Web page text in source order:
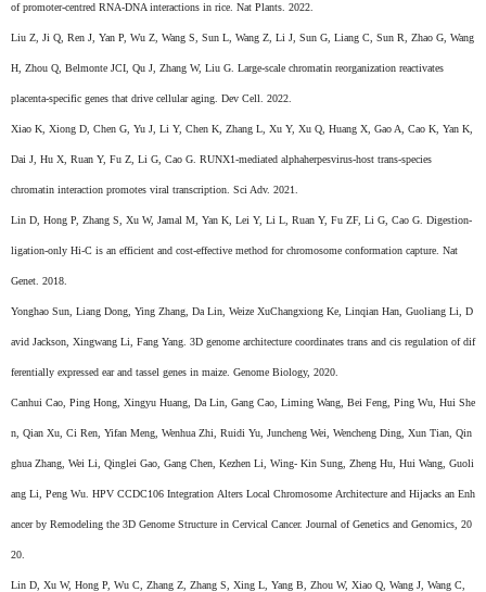
of promoter-centred RNA-DNA interactions in rice. Nat Plants. 2022.
Liu Z, Ji Q, Ren J, Yan P, Wu Z, Wang S, Sun L, Wang Z, Li J, Sun G, Liang C, Sun R, Zhao G, Wang
H, Zhou Q, Belmonte JCI, Qu J, Zhang W, Liu G. Large-scale chromatin reorganization reactivates
placenta-specific genes that drive cellular aging. Dev Cell. 2022.
Xiao K, Xiong D, Chen G, Yu J, Li Y, Chen K, Zhang L, Xu Y, Xu Q, Huang X, Gao A, Cao K, Yan K,
Dai J, Hu X, Ruan Y, Fu Z, Li G, Cao G. RUNX1-mediated alphaherpesvirus-host trans-species
chromatin interaction promotes viral transcription. Sci Adv. 2021.
Lin D, Hong P, Zhang S, Xu W, Jamal M, Yan K, Lei Y, Li L, Ruan Y, Fu ZF, Li G, Cao G. Digestion-
ligation-only Hi-C is an efficient and cost-effective method for chromosome conformation capture. Nat
Genet. 2018.
Yonghao Sun, Liang Dong, Ying Zhang, Da Lin, Weize XuChangxiong Ke, Linqian Han, Guoliang Li, D
avid Jackson, Xingwang Li, Fang Yang. 3D genome architecture coordinates trans and cis regulation of dif
ferentially expressed ear and tassel genes in maize. Genome Biology, 2020.
Canhui Cao, Ping Hong, Xingyu Huang, Da Lin, Gang Cao, Liming Wang, Bei Feng, Ping Wu, Hui She
n, Qian Xu, Ci Ren, Yifan Meng, Wenhua Zhi, Ruidi Yu, Juncheng Wei, Wencheng Ding, Xun Tian, Qin
ghua Zhang, Wei Li, Qinglei Gao, Gang Chen, Kezhen Li, Wing- Kin Sung, Zheng Hu, Hui Wang, Guoli
ang Li, Peng Wu. HPV CCDC106 Integration Alters Local Chromosome Architecture and Hijacks an Enh
ancer by Remodeling the 3D Genome Structure in Cervical Cancer. Journal of Genetics and Genomics, 20
20.
Lin D, Xu W, Hong P, Wu C, Zhang Z, Zhang S, Xing L, Yang B, Zhou W, Xiao Q, Wang J, Wang C,